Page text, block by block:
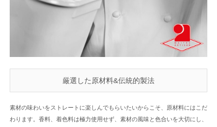
厳選した原材料&伝統的製法
素材の味わいをストレートに楽しんでもらいたいからこそ、原材料にはこだ
わります。香料、着色料は極力使用せず、素材の風味と色合いを大切にし、